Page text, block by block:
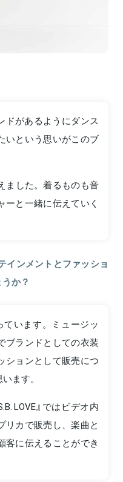
ドがあるようにダンス
いという思いがこのブ
ました。着るものも音
と一緒に伝えていく
インメントとファッショ
か？
います。ミュージッ
ブランドとしての衣装
ションとして販売につ
ます。
LOVE』ではビデオ内
リカで販売し、楽曲と
客に伝えることができ